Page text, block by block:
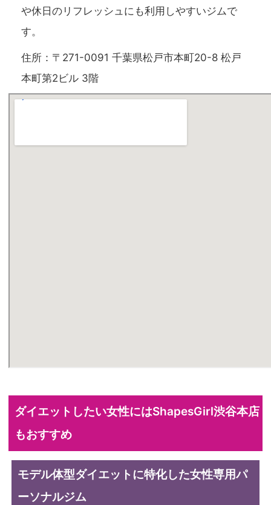
や休日のリフレッシュにも利用しやすいジムで
す。
住所：〒271-0091 千葉県松戸市本町20-8 松戸
本町第2ビル 3階
ダイエットしたい女性にはShapesGirl渋谷本店
もおすすめ
モデル体型ダイエットに特化した女性専用パ
ーソナルジム